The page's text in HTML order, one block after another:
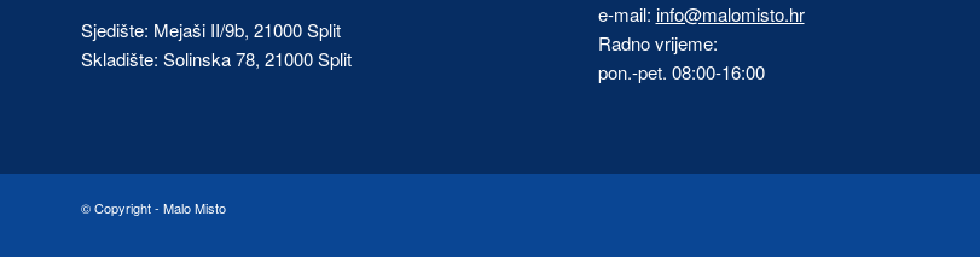
Sjedište: Mejaši II/9b, 21000 Split
Skladište: Solinska 78, 21000 Split
e-mail: info@malomisto.hr
Radno vrijeme:
pon.-pet. 08:00-16:00
© Copyright - Malo Misto